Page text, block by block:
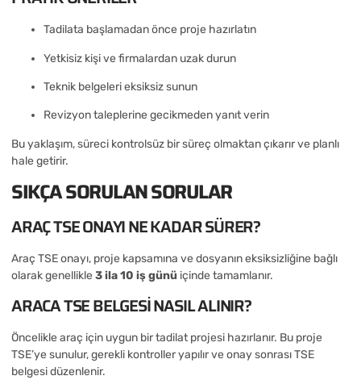
Tadilata başlamadan önce proje hazırlatın
Yetkisiz kişi ve firmalardan uzak durun
Teknik belgeleri eksiksiz sunun
Revizyon taleplerine gecikmeden yanıt verin
Bu yaklaşım, süreci kontrolsüz bir süreç olmaktan çıkarır ve planlı
hale getirir.
SIKÇA SORULAN SORULAR
ARAÇ TSE ONAYI NE KADAR SÜRER?
Araç TSE onayı, proje kapsamına ve dosyanın eksiksizliğine bağlı
olarak genellikle3 ila 10 iş günü içinde tamamlanır.
ARACA TSE BELGESI NASIL ALINIR?
Öncelikle araç için uygun bir tadilat projesi hazırlanır. Bu proje
TSE’ye sunulur, gerekli kontroller yapılır ve onay sonrası TSE
belgesi düzenlenir.